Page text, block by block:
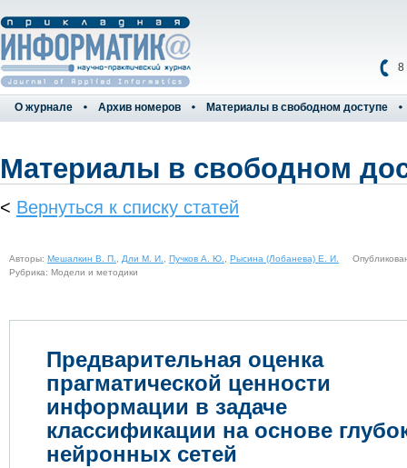
8
О журнале Архив номеров Материалы в свободном доступе
Материалы в свободном
< Вернуться к списку статей
Авторы: Мешалкин В. П. Дли М. И. Пучков А. Ю. Рысина (Лобанева) Е. И.
Рубрика: Модели и методики
Предварительная оценка
прагматической ценности
информации в задаче
классификации на основе
нейронных сетей